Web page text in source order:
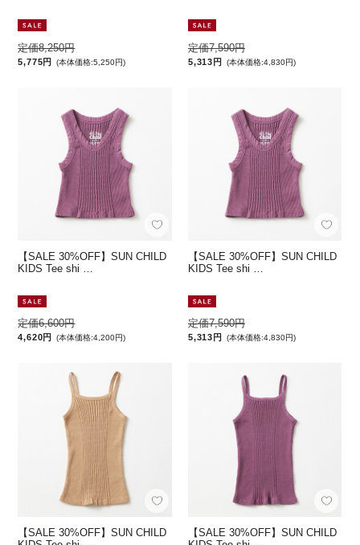
定価8,250円
5,775円 (本体価格:5,250円)
定価7,590円
5,313円 (本体価格:4,830円)
【SALE 30%OFF】SUN CHILD
KIDS Tee shi …
定価6,600円
4,620円 (本体価格:4,200円)
【SALE 30%OFF】SUN CHILD
KIDS Tee shi …
定価7,590円
5,313円 (本体価格:4,830円)
【SALE 30%OFF】SUN CHILD
【SALE 30%OFF】SUN CHILD